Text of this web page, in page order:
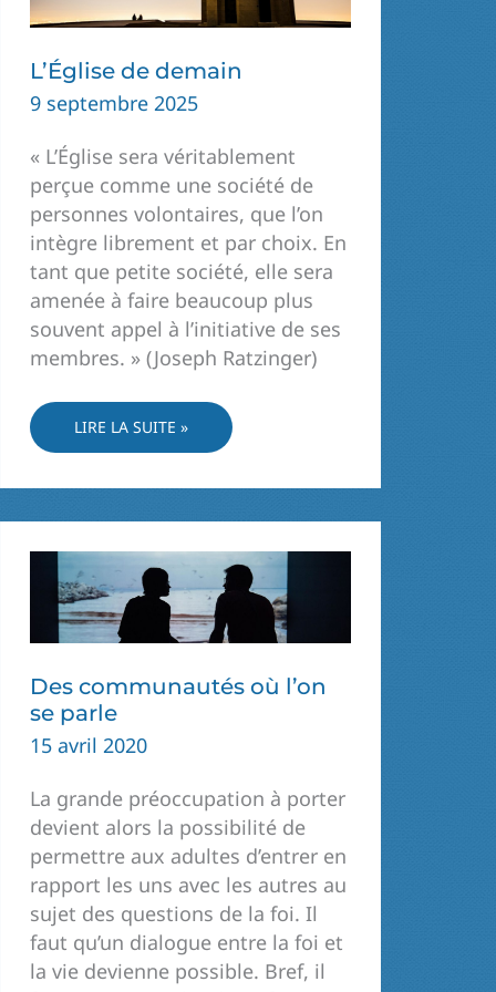
L’Église de demain
9 septembre 2025
« L’Église sera véritablement
perçue comme une société de
personnes volontaires, que l’on
intègre librement et par choix. En
tant que petite société, elle sera
amenée à faire beaucoup plus
souvent appel à l’initiative de ses
membres. » (Joseph Ratzinger)
L’ÉGLISE
DE
LIRE LA SUITE »
Des communautés où l’on
se parle
15 avril 2020
La grande préoccupation à porter
devient alors la possibilité de
permettre aux adultes d’entrer en
rapport les uns avec les autres au
sujet des questions de la foi. Il
faut qu’un dialogue entre la foi et
la vie devienne possible. Bref, il